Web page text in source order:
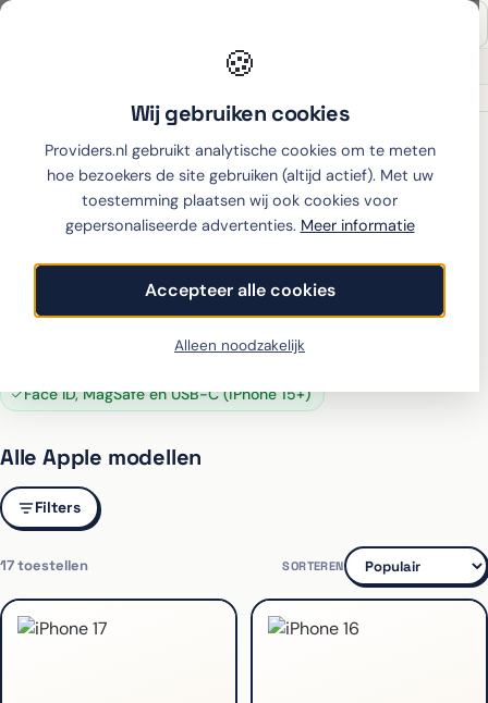
🍪
Wij gebruiken cookies
Providers.nl gebruikt analytische cookies om te meten
hoe bezoekers de site gebruiken (altijd actief). Met uw
toestemming plaatsen wij ook cookies voor
gepersonaliseerde advertenties. Meer informatie
Accepteer alle cookies
Alleen noodzakelijk
Thuiswinkel partner
Telefoon abonnement›Apple
Apple telefoonabonnementen
vergelijken
iOS met Apple Intelligence AI-functies
6+ jaar software-updates gegarandeerd
Face ID, MagSafe en USB-C (iPhone 15+)
Alle Apple modellen
Filters
17toestellen SORTEREN